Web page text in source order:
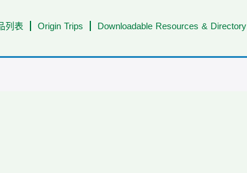
列表 Origin Trips Downloadable Resources & Directory